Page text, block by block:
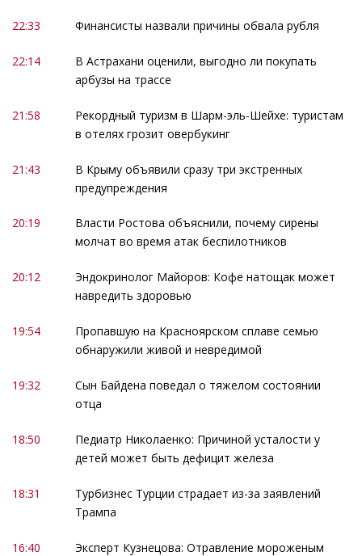
22:33 Финансисты назвали причины обвала рубля
22:14
В Астрахани оценили, выгодно ли покупать
арбузы на трассе
21:58
Рекордный туризм в Шарм-эль-Шейхе: туристам
в отелях грозит овербукинг
21:43
В Крыму объявили сразу три экстренных
предупреждения
20:19
Власти Ростова объяснили, почему сирены
молчат во время атак беспилотников
20:12
Эндокринолог Майоров: Кофе натощак может
навредить здоровью
19:54
Пропавшую на Красноярском сплаве семью
обнаружили живой и невредимой
19:32
Сын Байдена поведал о тяжелом состоянии
отца
18:50
Педиатр Николаенко: Причиной усталости у
детей может быть дефицит железа
18:31
Турбизнес Турции страдает из-за заявлений
Трампа
16:40
Эксперт Кузнецова: Отравление мороженым